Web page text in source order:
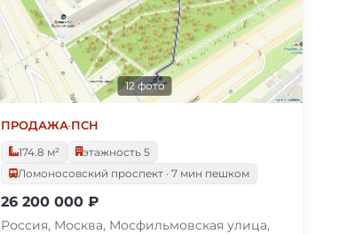
12 фото
ПРОДАЖА·ПСН
174.8 м²
этажность 5
Ломоносовский проспект · 7 мин пешком
26 200 000 ₽
Россия, Москва, Мосфильмовская улица,